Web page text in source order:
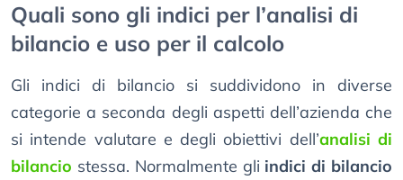
Quali sono gli indici per l’analisi di
bilancio e uso per il calcolo
Gli indici di bilancio si suddividono in diverse
categorie a seconda degli aspetti dell’azienda che
si intende valutare e degli obiettivi dell’analisi di
bilancio stessa. Normalmente gli indici di bilancio